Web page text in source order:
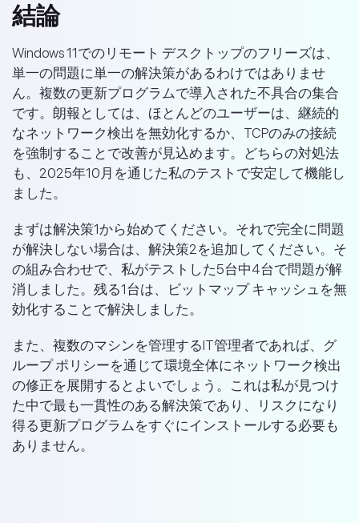
結論
Windows 11でのリモート デスクトップのフリーズは、
単一の問題に単一の解決策があるわけではありませ
ん。複数の更新プログラムで導入された不具合の集合
です。朗報としては、ほとんどのユーザーは、継続的
なネットワーク検出を無効化するか、TCPのみの接続
を強制することで改善が見込めます。どちらの対処法
も、2025年10月を通じた私のテストで安定して機能し
ました。
まずは解決策1から始めてください。それで完全に問題
が解決しない場合は、解決策2を追加してください。そ
の組み合わせで、私がテストした5台中4台で問題が解
消しました。残る1台は、ビットマップ キャッシュを無
効化することで解決しました。
また、複数のマシンを管理するIT管理者であれば、グ
ループ ポリシーを通じて環境全体にネットワーク検出
の修正を展開するとよいでしょう。これは私が見つけ
た中で最も一貫性のある解決策であり、リスクになり
得る更新プログラムをすぐにインストールする必要も
ありません。